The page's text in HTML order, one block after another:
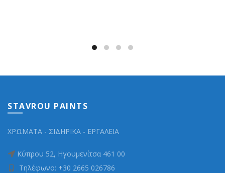
STAVROU PAINTS
ΧΡΩΜΑΤΑ - ΣΙΔΗΡΙΚΑ - ΕΡΓΑΛΕΙΑ
Κύπρου 52, Ηγουμενίτσα 461 00
Τηλέφωνο: +30 2665 026786